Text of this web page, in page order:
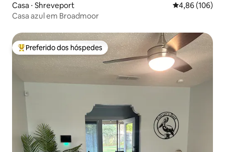
Casa ⋅ Shreveport 4,86 de uma
4,86 (106)
Casa azul em Broadmoor
Entre os melhores preferidos dos hóspedes
Preferido dos hóspedes